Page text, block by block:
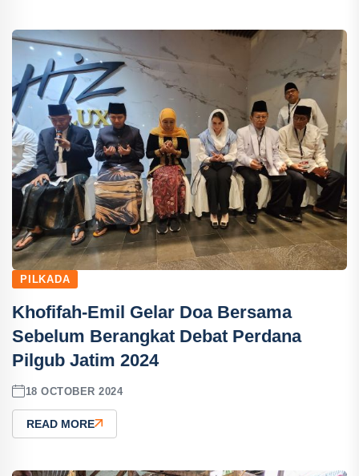
PILKADA
Khofifah-Emil Gelar Doa Bersama
Sebelum Berangkat Debat Perdana
Pilgub Jatim 2024
18 OCTOBER 2024
READ MORE